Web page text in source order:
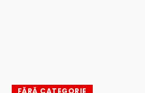
FĂRĂ CATEGORIE